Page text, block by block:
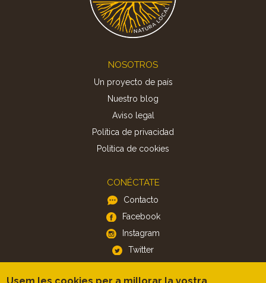
NOSOTROS
Un proyecto de país
Nuestro blog
Aviso legal
Política de privacidad
Politica de cookies
CONÉCTATE
Contacto
Facebook
Instagram
Twitter